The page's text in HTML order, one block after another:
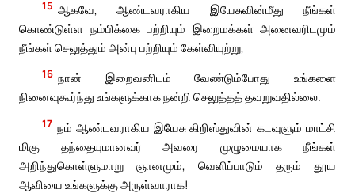
15 ஆகவே, ஆண்டவராகிய இயேசுவின்மீது நீங்கள்
கொண்டுள்ள நம்பிக்கை பற்றியும் இறைமக்கள் அனைவரிடமும்
நீங்கள் செலுத்தும் அன்பு பற்றியும் கேள்வியுற்று,
16 நான் இறைவனிடம் வேண்டும்போது உங்களை
நினைவுகூர்ந்து உங்களுக்காக நன்றி செலுத்தத் தவறுவதில்லை.
17 நம் ஆண்டவராகிய இயேசு கிறிஸ்துவின் கடவுளும் மாட்சி
மிகு தந்தையுமானவர் அவரை முழுமையாக நீங்கள்
அறிந்துகொள்ளுமாறு ஞானமும், வெளிப்பாடும் தரும் தூய
ஆவியை உங்களுக்கு அருள்வாராக!